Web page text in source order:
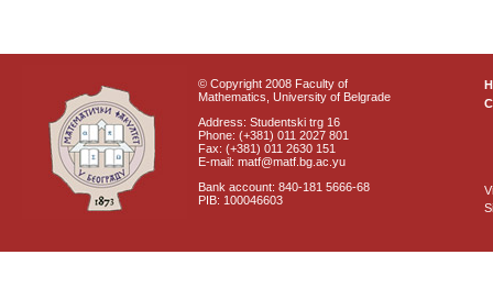
© Copyright 2008 Faculty of
Mathematics, University of Belgrade
Address: Studentski trg 16
Phone: (+381) 011 2027 801
Fax: (+381) 011 2630 151
E-mail: matf@matf.bg.ac.yu
Bank account: 840-181 5666-68
PIB: 100046603